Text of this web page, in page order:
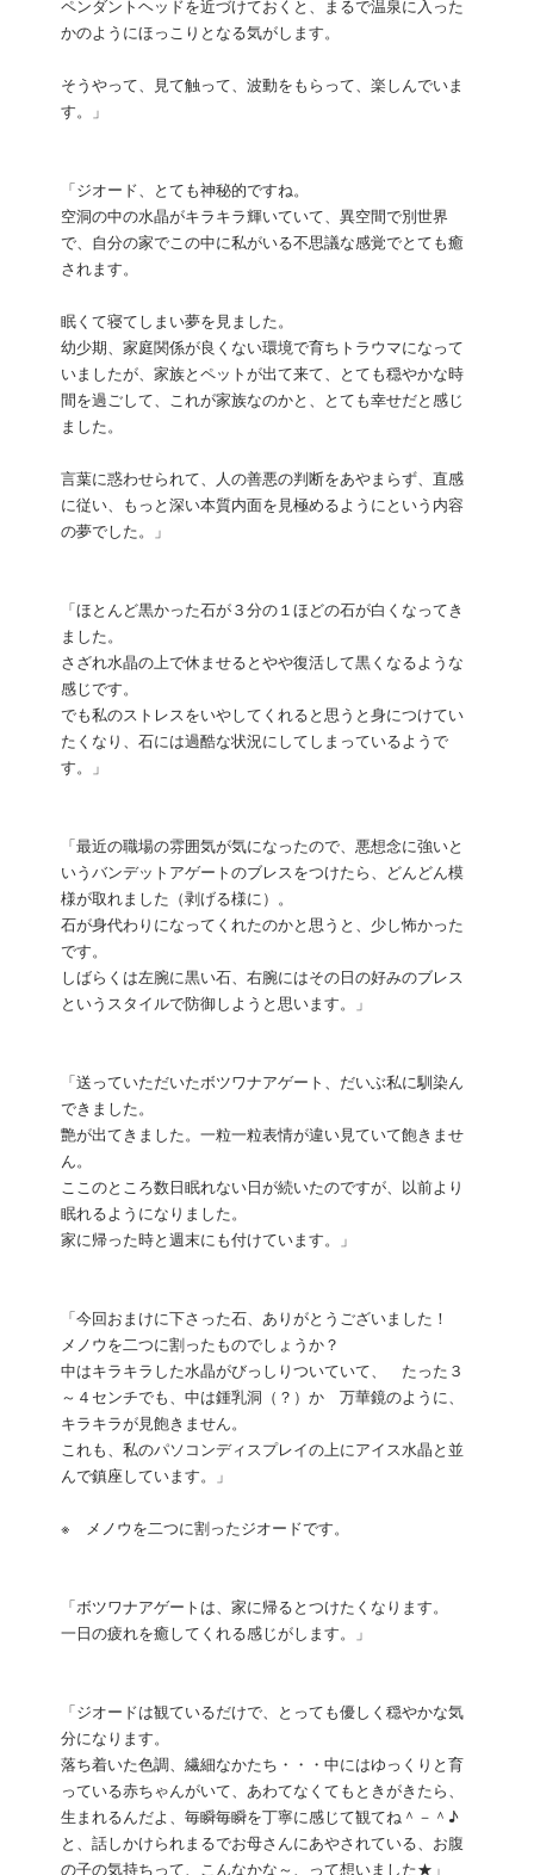
ペンダントヘッドを近づけておくと、まるで温泉に入った
かのようにほっこりとなる気がします。
そうやって、見て触って、波動をもらって、楽しんでいま
す。」
「ジオード、とても神秘的ですね。
空洞の中の水晶がキラキラ輝いていて、異空間で別世界
で、自分の家でこの中に私がいる不思議な感覚でとても癒
されます。
眠くて寝てしまい夢を見ました。
幼少期、家庭関係が良くない環境で育ちトラウマになって
いましたが、家族とペットが出て来て、とても穏やかな時
間を過ごして、これが家族なのかと、とても幸せだと感じ
ました。
言葉に惑わせられて、人の善悪の判断をあやまらず、直感
に従い、もっと深い本質内面を見極めるようにという内容
の夢でした。」
「ほとんど黒かった石が３分の１ほどの石が白くなってき
ました。
さざれ水晶の上で休ませるとやや復活して黒くなるような
感じです。
でも私のストレスをいやしてくれると思うと身につけてい
たくなり、石には過酷な状況にしてしまっているようで
す。」
「最近の職場の雰囲気が気になったので、悪想念に強いと
いうバンデットアゲートのブレスをつけたら、どんどん模
様が取れました（剥げる様に）。
石が身代わりになってくれたのかと思うと、少し怖かった
です。
しばらくは左腕に黒い石、右腕にはその日の好みのブレス
というスタイルで防御しようと思います。」
「送っていただいたボツワナアゲート、だいぶ私に馴染ん
できました。
艶が出てきました。一粒一粒表情が違い見ていて飽きませ
ん。
ここのところ数日眠れない日が続いたのですが、以前より
眠れるようになりました。
家に帰った時と週末にも付けています。」
「今回おまけに下さった石、ありがとうございました！
メノウを二つに割ったものでしょうか？
中はキラキラした水晶がびっしりついていて、 たった３
～４センチでも、中は鍾乳洞（？）か 万華鏡のように、
キラキラが見飽きません。
これも、私のパソコンディスプレイの上にアイス水晶と並
んで鎮座しています。」
※ メノウを二つに割ったジオードです。
「ボツワナアゲートは、家に帰るとつけたくなります。
一日の疲れを癒してくれる感じがします。」
「ジオードは観ているだけで、とっても優しく穏やかな気
分になります。
落ち着いた色調、繊細なかたち・・・中にはゆっくりと育
っている赤ちゃんがいて、あわてなくてもときがきたら、
生まれるんだよ、毎瞬毎瞬を丁寧に感じて観てね＾－＾♪
と、話しかけられまるでお母さんにあやされている、お腹
の子の気持ちって、こんなかな～、って想いました★」